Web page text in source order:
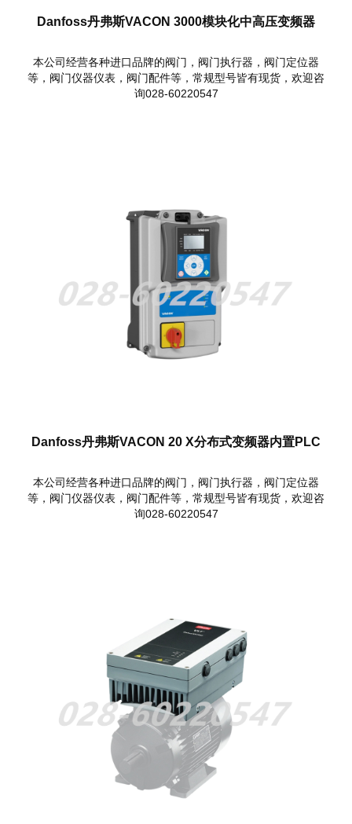
Danfoss丹弗斯VACON 3000模块化中高压变频器
本公司经营各种进口品牌的阀门，阀门执行器，阀门定位器
等，阀门仪器仪表，阀门配件等，常规型号皆有现货，欢迎咨
询028-60220547
Danfoss丹弗斯VACON 20 X分布式变频器内置PLC
本公司经营各种进口品牌的阀门，阀门执行器，阀门定位器
等，阀门仪器仪表，阀门配件等，常规型号皆有现货，欢迎咨
询028-60220547